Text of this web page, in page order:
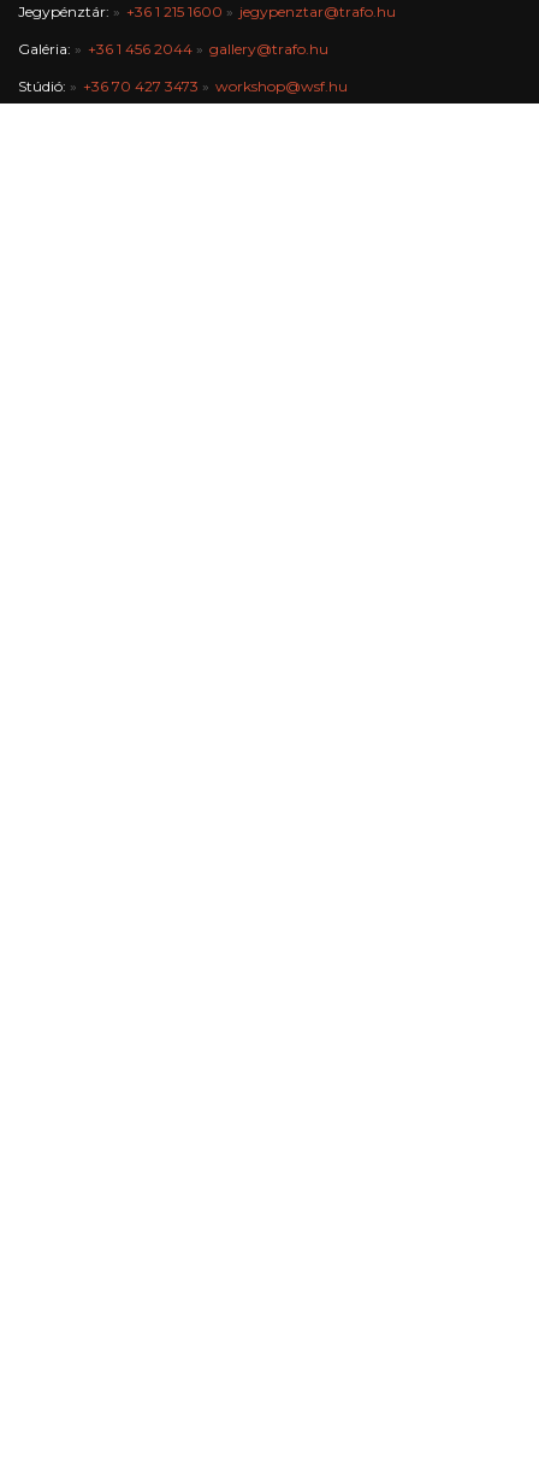
Jegypénztár: +36 1 215 1600 jegypenztar@trafo.hu
Galéria: +36 1 456 2044 gallery@trafo.hu
Stúdió: +36 70 427 3473 workshop@wsf.hu